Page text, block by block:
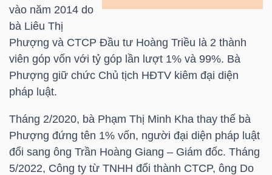
vào năm 2014 do
bà Liêu Thị
Phượng và CTCP Đầu tư Hoàng Triều là 2 thành
viên góp vốn với tỷ góp lần lượt 1% và 99%. Bà
Phượng giữ chức Chủ tịch HĐTV kiêm đại diện
pháp luật.
Tháng 2/2020, bà Phạm Thị Minh Kha thay thế bà
Phượng đứng tên 1% vốn, người đại diện pháp luật
đổi sang ông Trần Hoàng Giang – Giám đốc. Tháng
5/2022, Công ty từ TNHH đổi thành CTCP, ông Do
XUẤT
DỮ
LIỆU
Ngành
(-)
VS-
SECTOR